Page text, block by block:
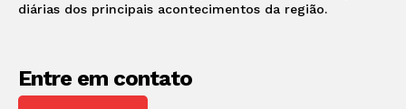
diárias dos principais acontecimentos da região.
Entre em contato